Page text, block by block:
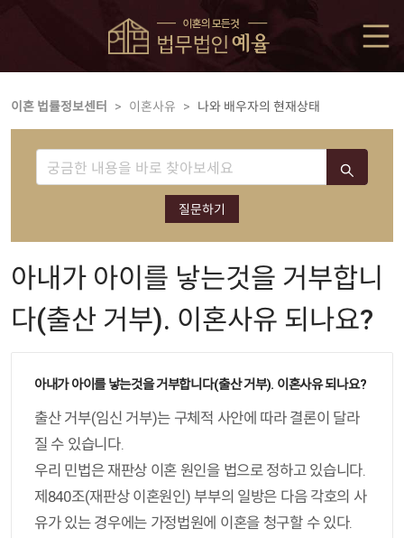
이혼 법률정보센터 > 이혼사유 > 나와 배우자의 현재상태
질문하기
아내가 아이를 낳는것을 거부합니
다(출산 거부). 이혼사유 되나요?
아내가 아이를 낳는것을 거부합니다(출산 거부). 이혼사유 되나요?
출산 거부(임신 거부)는 구체적 사안에 따라 결론이 달라
질 수 있습니다.
우리 민법은 재판상 이혼 원인을 법으로 정하고 있습니다.
제840조(재판상 이혼원인) 부부의 일방은 다음 각호의 사
유가 있는 경우에는 가정법원에 이혼을 청구할 수 있다.